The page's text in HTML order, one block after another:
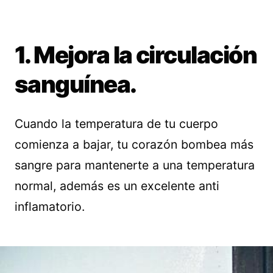
1. Mejora la circulación
sanguínea.
Cuando la temperatura de tu cuerpo
comienza a bajar, tu corazón bombea más
sangre para mantenerte a una temperatura
normal, además es un excelente anti
inflamatorio.